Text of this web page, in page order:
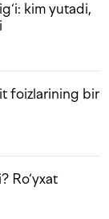
kim yutadi,
foizlarining bir
Ro‘yxat